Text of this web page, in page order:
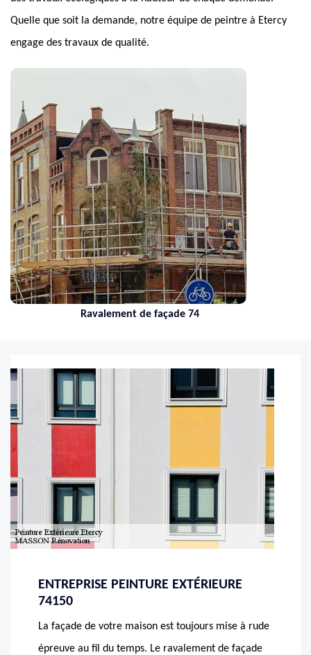
Quelle que soit la demande, notre équipe de peintre à Etercy
engage des travaux de qualité.
Ravalement de façade 74
ENTREPRISE PEINTURE EXTÉRIEURE
74150
La façade de votre maison est toujours mise à rude
épreuve au fil du temps. Le ravalement de façade